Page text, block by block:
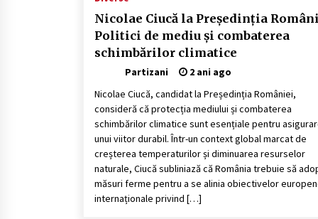
Nicolae Ciucă la Președinția
Politici de mediu și combaterea
schimbărilor climatice
Partizani
2 ani ago
Nicolae Ciucă, candidat la Președinția României,
consideră că protecția mediului și combaterea
schimbărilor climatice sunt esențiale pentru
unui viitor durabil. Într-un context global marcat de
creșterea temperaturilor și diminuarea resurselor
naturale, Ciucă subliniază că România trebuie să
măsuri ferme pentru a se alinia obiectivelor
internaționale privind […]